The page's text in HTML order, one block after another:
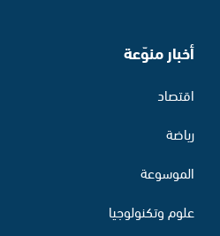
أخبار منوّعة
اقتصاد
رياضة
الموسوعة
علوم وتكنولوجيا